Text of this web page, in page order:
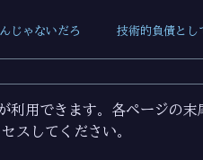
じゃないだろ
技術的負債と
用できます。各ページの末
スしてください。